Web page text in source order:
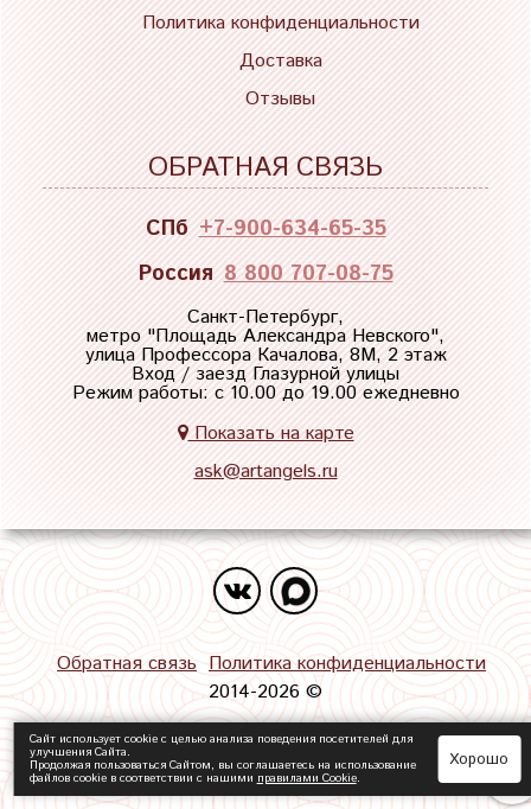
Политика конфиденциальности
Доставка
Отзывы
ОБРАТНАЯ СВЯЗЬ
СПб +7-900-634-65-35
Россия 8 800 707-08-75
Санкт-Петербург,
метро "Площадь Александра Невского",
улица Профессора Качалова, 8М, 2 этаж
Вход / заезд Глазурной улицы
Режим работы: с 10.00 до 19.00 ежедневно
Показать на карте
ask@artangels.ru
Обратная связь Политика конфиденциальности
2014-2026 ©
Сайт использует cookie с целью анализа поведения посетителей для
улучшения Сайта.
Продолжая пользоваться Сайтом, вы соглашаетесь на использование
файлов cookie в соответствии с нашими правилами Сookie.
Хорошо